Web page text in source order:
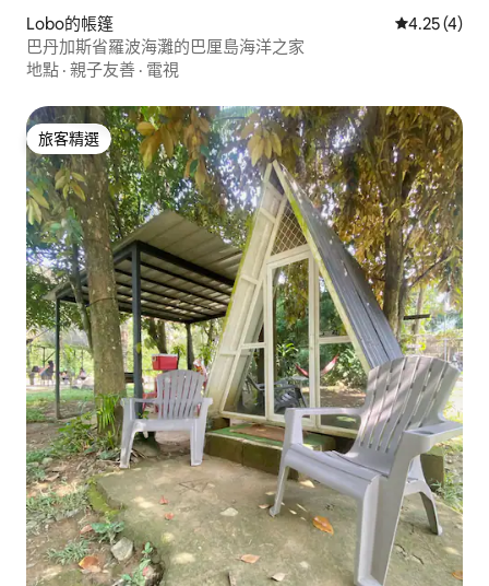
Lobo的帳篷 從 4 則評價
4.25 (4)
巴丹加斯省羅波海灘的巴厘島海洋之家
地點 · 親子友善 · 電視
旅客精選
旅客精選